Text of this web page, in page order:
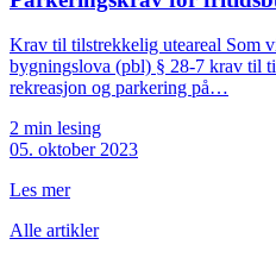
Krav til tilstrekkelig uteareal Som
bygningslova (pbl) § 28-7 krav til
rekreasjon og parkering på…
2 min lesing
05. oktober 2023
Les mer
Alle artikler